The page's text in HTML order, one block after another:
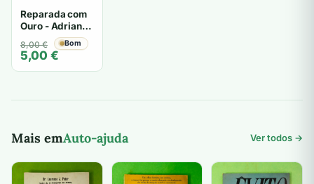
Reparada com
Ouro - Adriana
8,00€
O
preço
original
8,00 €.
5,00 €
O
preço
atual
5,00 €.
Bom
Mais emAuto-ajuda Ver todos →